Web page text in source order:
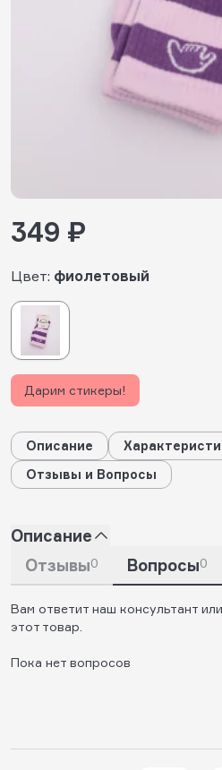
Цвет: фиолетовый
349 ₽
Дарим стикеры!
Описание
Отзывы и Вопросы
Описание
Отзывы0 Вопросы0
Вам ответит наш консультант
этот товар.
Пока нет вопросов